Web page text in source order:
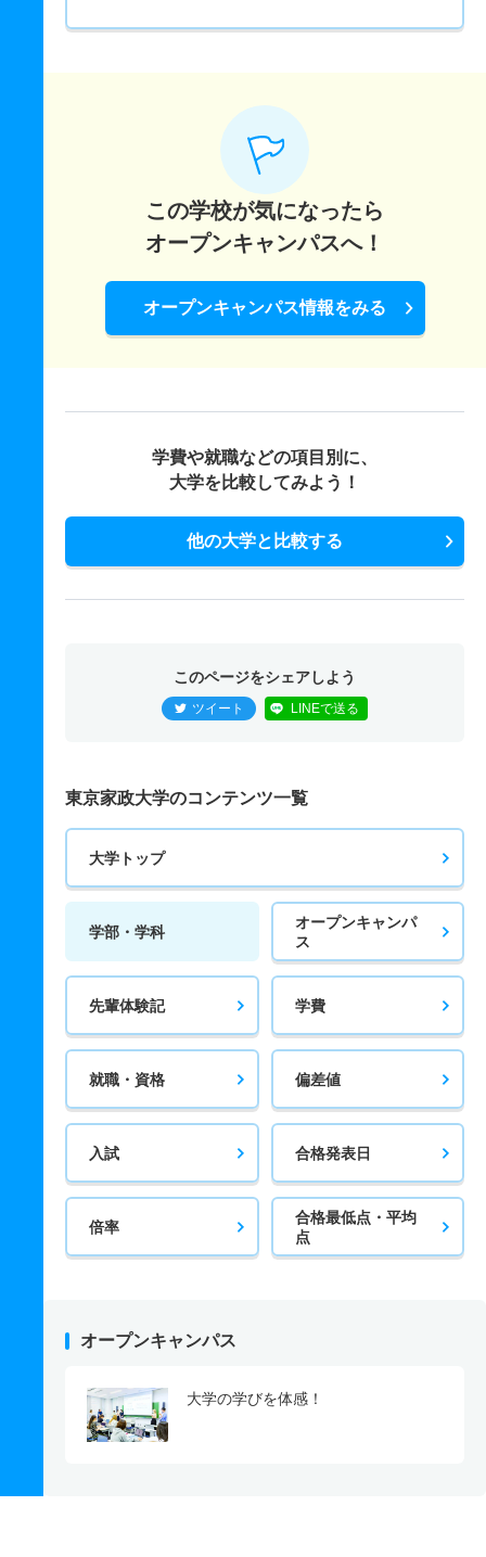
この学校が気になったら
オープンキャンパスへ！
オープンキャンパス情報をみる
学費や就職などの項目別に、
大学を比較してみよう！
他の大学と比較する
このページをシェアしよう
ツイート LINEで送る
東京家政大学のコンテンツ一覧
大学トップ
学部・学科
オープンキャンパ
ス
先輩体験記 学費
就職・資格 偏差値
入試 合格発表日
倍率
合格最低点・平均
点
オープンキャンパス
大学の学びを体感！